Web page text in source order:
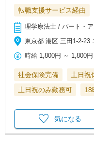
転職支援サービス経由
理学療法士 / パート・ア
東京都 港区 三田1-2-23
時給 1,800円 ～ 1,800円
社会保険完備 土日祝
土日祝のみ勤務可
18
気になる